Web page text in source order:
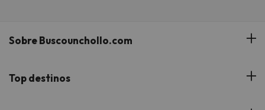
Sobre Buscounchollo.com
¿Quiénes somos?
Top destinos